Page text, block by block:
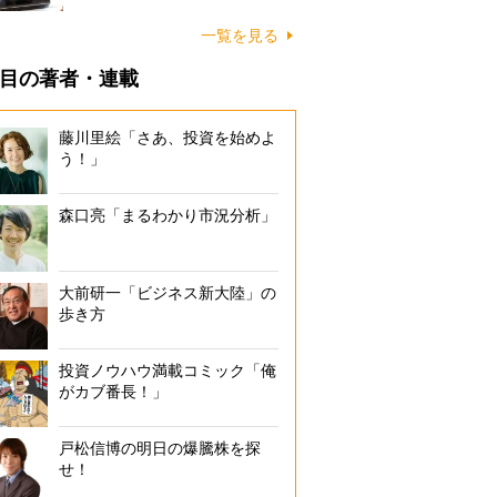
一覧を見る
の著者・連載
藤川里絵「さあ、投資を始めよ
う！」
森口亮「まるわかり市況分析」
大前研一「ビジネス新大陸」の
歩き方
投資ノウハウ満載コミック「俺
がカブ番長！」
戸松信博の明日の爆騰株を探
せ！